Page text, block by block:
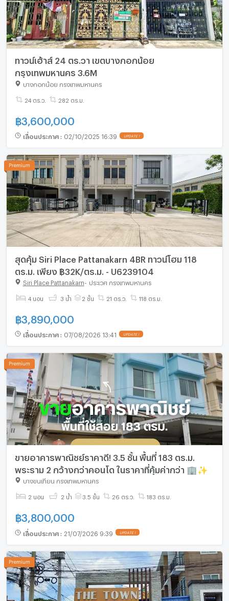
ทาวน์เฮ้าส์ 24 ตร.วา เขตบางกอกน้อย
กรุงเทพมหานคร 3.6M
บางกอกน้อย กรุงเทพมหานคร
24 ตร.ว. 282 ตร.ม.
฿3,600,000
เลื่อนประกาศ : 02/10/2025 16:39 UPDATE !
สุดคุ้ม Siri Place Pattanakarn 4BR ทาวน์โฮม 118
ตร.ม. เพียง ฿32K/ตร.ม. - U6239104
Siri Place Pattanakarn ประเวศ กรุงเทพมหานคร
4 นอน 3 น้ำ 2 ชั้น 21 ตร.ว. 118 ตร.ม.
฿3,890,000
เลื่อนประกาศ : 07/08/2026 13:41 UPDATE !
ขายอาคารพาณิชย์ราคาดี! 3.5 ชั้น พื้นที่ 183 ตร.ม.
พระราม 2 กว้างกว่าคอนโด ในราคาที่คุ้มค่ากว่า 🏢✨
บางขุนเทียน กรุงเทพมหานคร
2 นอน 2 น้ำ 3.5 ชั้น 26 ตร.ว. 183 ตร.ม.
฿3,800,000
เลื่อนประกาศ : 21/07/2026 9:39 UPDATE !